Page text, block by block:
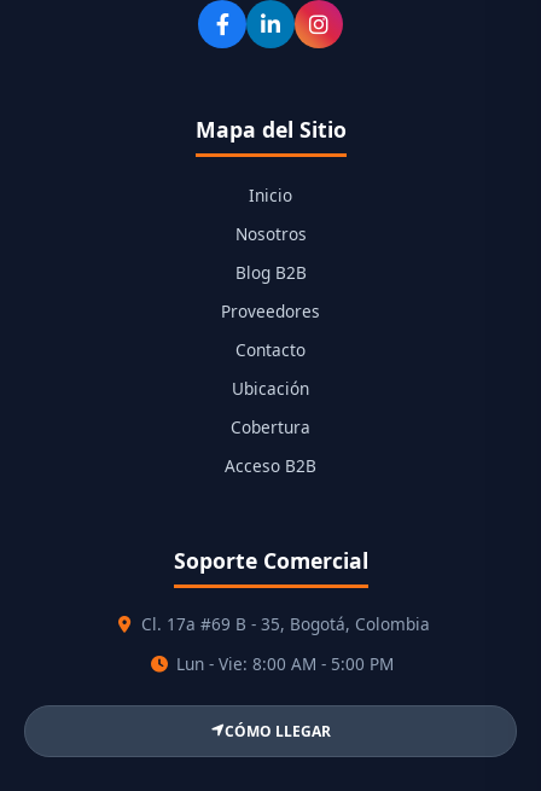
Mapa del Sitio
Inicio
Nosotros
Blog B2B
Proveedores
Contacto
Ubicación
Cobertura
Acceso B2B
Soporte Comercial
Cl. 17a #69 B - 35, Bogotá, Colombia
Lun - Vie: 8:00 AM - 5:00 PM
CÓMO LLEGAR